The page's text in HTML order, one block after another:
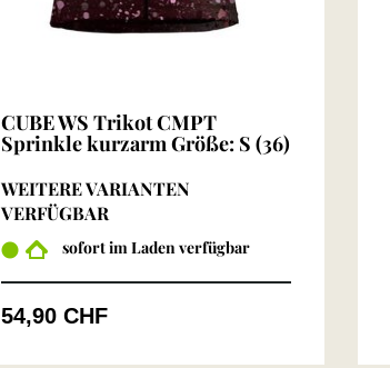
CUBE WS Trikot CMPT
Sprinkle kurzarm Größe: S (36)
WEITERE VARIANTEN
VERFÜGBAR
sofort im Laden verfügbar
54,90 CHF